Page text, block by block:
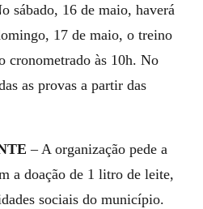
sábado, 16 de maio, haverá
17 de maio, o treino
cronometrado às 10h. No
as provas a partir das
– A organização pede a
a doação de 1 litro de leite,
sociais do município.